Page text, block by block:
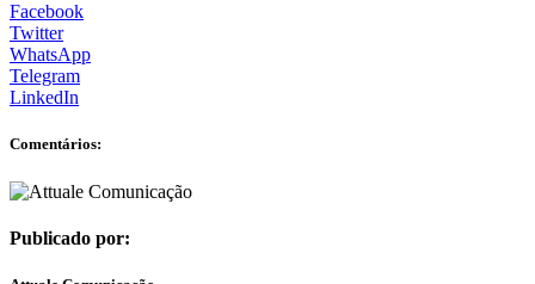
Facebook
Twitter
WhatsApp
Telegram
LinkedIn
Comentários:
Publicado por: